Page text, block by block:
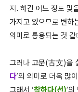
지. 하긴 어느 정도 맞
가지고 있으므로 변하
의미로 통용되는 것 같
그러나 고문(古文)을
다’의 의미로 더욱 많
그래서 ‘착하다(선)’의